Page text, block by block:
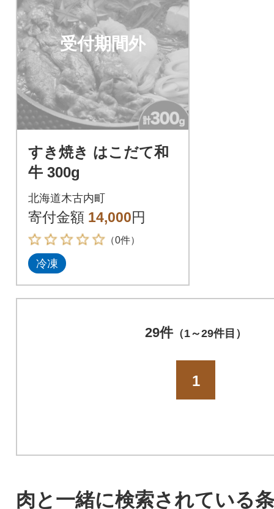
受付期間外
すき焼き はこだて和
牛 300g
北海道木古内町
寄付金額 14,000円
（0件）
冷凍
29件（1～29件目）
1
肉と一緒に検索されている